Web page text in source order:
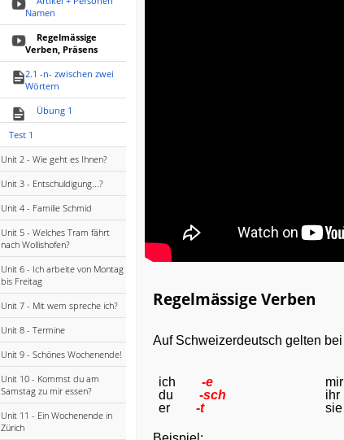
Namen
Regelmässige
Verben, Präsens
2.1 -n- zwischen zwei
Wörtern
Übung 1
Test 1
Unit 2 - Wie geht es Ihnen?
Unit 3 - Entschuldigung...?
Unit 4 - Familie Schmid
Unit 5 - Welches Tram fährt
nach Wollishofen?
Unit 6 - Ich arbeite von Montag
bis Freitag
Unit 7 - Mit wem spreche ich?
Unit 8 - Termine
Unit 9 - Schönes Wochenende!
Unit 10 - Kommst du am
Samstag zu mir essen?
Unit 11 - Ein Wochenende in
Zürich
Regelmässige Verben
Auf Schweizerdeutsch gelten
ich -e
du -sch
er -t